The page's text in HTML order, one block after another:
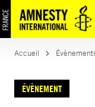
Accueil
ÉVÈNEMENT